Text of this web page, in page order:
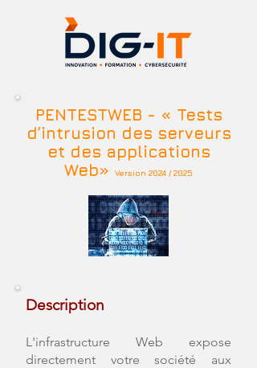
PENTESTWEB - « Tests
d’intrusion des serveurs
et des applications
Web»
Version 2024 / 2025
Description
L'infrastructure Web expose
directement votre société aux